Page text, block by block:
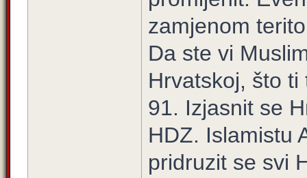
zamjenom
Da ste vi
Hrvatskoj, što
91. Izjasnit se
HDZ. Islamistu
pridruzit se svi